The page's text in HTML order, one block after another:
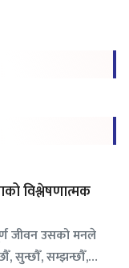
विश्लेषणात्मक
जीवन उसको मनले
सुन्छौँ, सम्झन्छौँ,…